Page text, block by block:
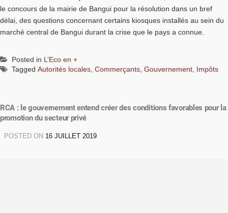
le concours de la mairie de Bangui pour la résolution dans un bref
délai, des questions concernant certains kiosques installés au sein du
marché central de Bangui durant la crise que le pays a connue.
Posted in L’Eco en +
Tagged Autorités locales Commerçants Gouvernement Impôts
RCA : le gouvernement entend créer des conditions favorables pour la
promotion du secteur privé
POSTED ON 16 JUILLET 2019